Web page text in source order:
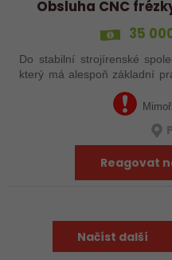
Obsluha CNC
35
Do stabilní strojírenské
který má alespoň základní
technické dokumentaci.
zkušeností – důležité je, že…
Reagovat
Načíst další